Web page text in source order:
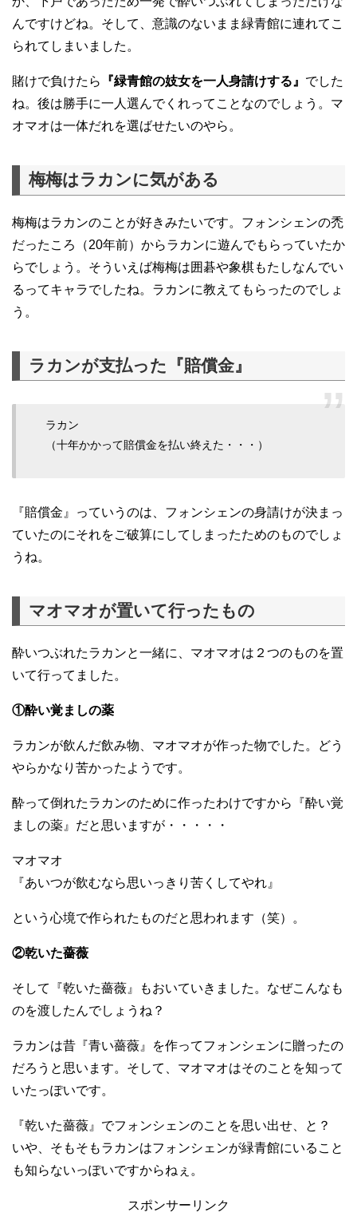
んですけどね。そして、意識のないまま緑青館に連れてこ
られてしまいました。
賭けで負けたら 『緑青館の妓女を一人身請けする』 でした
ね。後は勝手に一人選んでくれってことなのでしょう。マ
オマオは一体だれを選ばせたいのやら。
梅梅はラカンに気がある
梅梅はラカンのことが好きみたいです。フォンシェンの禿
だったころ（20年前）からラカンに遊んでもらっていたか
らでしょう。そういえば梅梅は囲碁や象棋もたしなんでい
るってキャラでしたね。ラカンに教えてもらったのでしょ
う。
ラカンが支払った『賠償金』
ラカン
（十年かかって賠償金を払い終えた・・・）
『賠償金』っていうのは、フォンシェンの身請けが決まっ
ていたのにそれをご破算にしてしまったためのものでしょ
うね。
マオマオが置いて行ったもの
酔いつぶれたラカンと一緒に、マオマオは２つのものを置
いて行ってました。
①酔い覚ましの薬
ラカンが飲んだ飲み物、マオマオが作った物でした。どう
やらかなり苦かったようです。
酔って倒れたラカンのために作ったわけですから『酔い覚
ましの薬』だと思いますが・・・・・
マオマオ
『あいつが飲むなら思いっきり苦くしてやれ』
という心境で作られたものだと思われます（笑）。
②乾いた薔薇
そして『乾いた薔薇』もおいていきました。なぜこんなも
のを渡したんでしょうね？
ラカンは昔『青い薔薇』を作ってフォンシェンに贈ったの
だろうと思います。そして、マオマオはそのことを知って
いたっぽいです。
『乾いた薔薇』でフォンシェンのことを思い出せ、と？
いや、そもそもラカンはフォンシェンが緑青館にいること
も知らないっぽいですからねぇ。
スポンサーリンク